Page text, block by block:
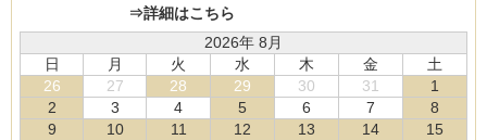
⇒詳細はこちら
2026年 8月
日
月 火 水 木 金
土
26
27 28 29 30 31
1
2
3 4 5 6 7
8
9
10 11 12 13 14
15